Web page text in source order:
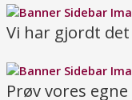
Vi har gjordt
Prøv vores